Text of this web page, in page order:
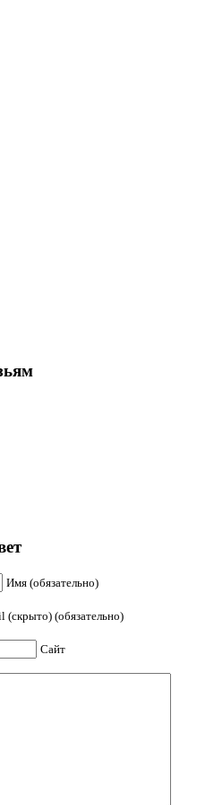
Имя (обязательно)
(скрыто) (обязательно)
Сайт